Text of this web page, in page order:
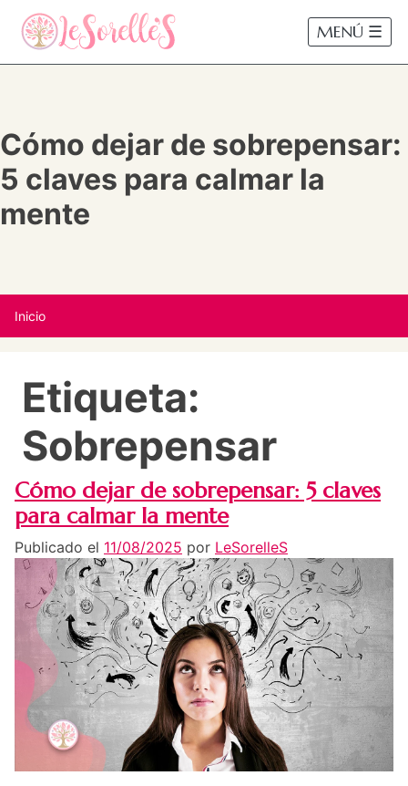
MENÚ ☰
Cómo dejar de sobrepensar:
5 claves para calmar la
mente
Inicio
Etiqueta:
Sobrepensar
Cómo dejar de sobrepensar: 5 claves
para calmar la mente
Publicado el 11/08/2025 por LeSorelleS